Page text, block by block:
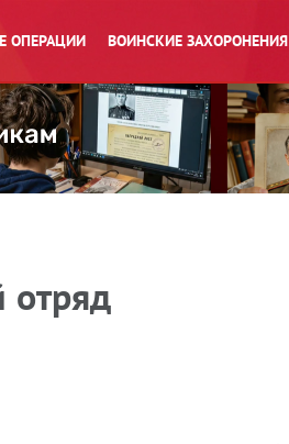
ОПЕРАЦИИ ВОИНСКИЕ ЗАХОРОНЕНИЯ
отряд